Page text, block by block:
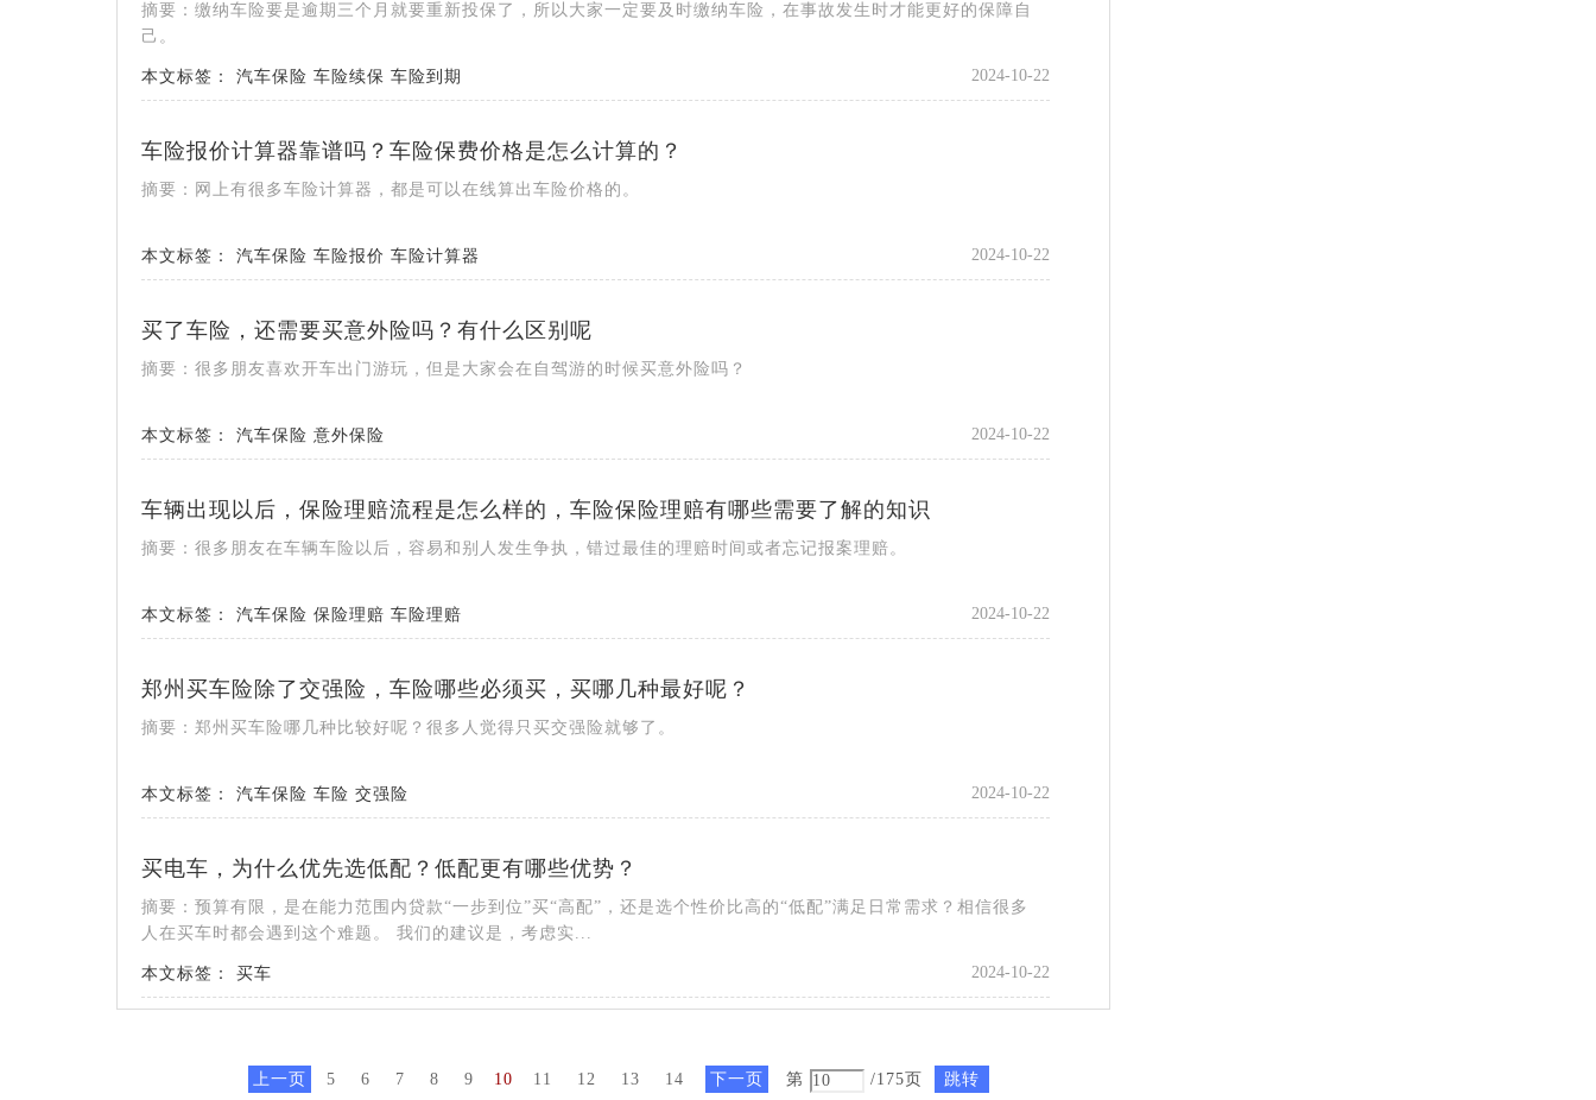
摘要：缴纳车险要是逾期三个月就要重新投保了，所以大家一定要及时缴纳车险，在事故发生时才能更好的保障自
己。
本文标签： 汽车保险 车险续保 车险到期 2024-10-22
车险报价计算器靠谱吗？车险保费价格是怎么计算的？
摘要：网上有很多车险计算器，都是可以在线算出车险价格的。
本文标签： 汽车保险 车险报价 车险计算器 2024-10-22
买了车险，还需要买意外险吗？有什么区别呢
摘要：很多朋友喜欢开车出门游玩，但是大家会在自驾游的时候买意外险吗？
本文标签： 汽车保险 意外保险 2024-10-22
车辆出现以后，保险理赔流程是怎么样的，车险保险理赔有哪些需要了解的知识
摘要：很多朋友在车辆车险以后，容易和别人发生争执，错过最佳的理赔时间或者忘记报案理赔。
本文标签： 汽车保险 保险理赔 车险理赔 2024-10-22
郑州买车险除了交强险，车险哪些必须买，买哪几种最好呢？
摘要：郑州买车险哪几种比较好呢？很多人觉得只买交强险就够了。
本文标签： 汽车保险 车险 交强险 2024-10-22
买电车，为什么优先选低配？低配更有哪些优势？
摘要：预算有限，是在能力范围内贷款“一步到位”买“高配”，还是选个性价比高的“低配”满足日常需求？相信很多
人在买车时都会遇到这个难题。 我们的建议是，考虑实...
本文标签： 买车 2024-10-22
上一页 5 6 7 8 9 10 11 12 13 14 下一页 第 /175页 跳转